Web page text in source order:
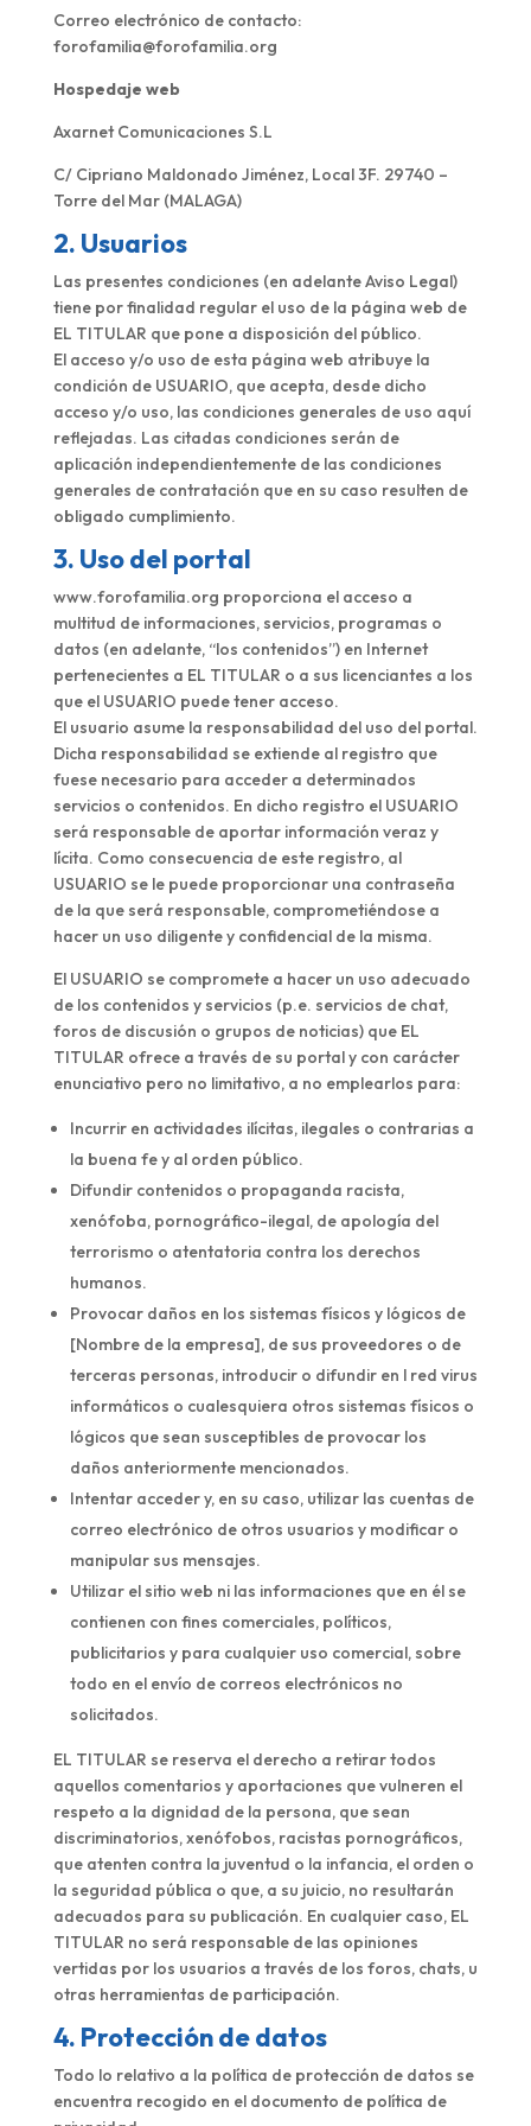
Correo electrónico de contacto:
forofamilia@forofamilia.org
Hospedaje web
Axarnet Comunicaciones S.L
C/ Cipriano Maldonado Jiménez, Local 3F. 29740 –
Torre del Mar (MALAGA)
2. Usuarios
Las presentes condiciones (en adelante Aviso Legal)
tiene por finalidad regular el uso de la página web de
EL TITULAR que pone a disposición del público.
El acceso y/o uso de esta página web atribuye la
condición de USUARIO, que acepta, desde dicho
acceso y/o uso, las condiciones generales de uso aquí
reflejadas. Las citadas condiciones serán de
aplicación independientemente de las condiciones
generales de contratación que en su caso resulten de
obligado cumplimiento.
3. Uso del portal
www.forofamilia.org proporciona el acceso a
multitud de informaciones, servicios, programas o
datos (en adelante, “los contenidos”) en Internet
pertenecientes a EL TITULAR o a sus licenciantes a los
que el USUARIO puede tener acceso.
El usuario asume la responsabilidad del uso del portal.
Dicha responsabilidad se extiende al registro que
fuese necesario para acceder a determinados
servicios o contenidos. En dicho registro el USUARIO
será responsable de aportar información veraz y
lícita. Como consecuencia de este registro, al
USUARIO se le puede proporcionar una contraseña
de la que será responsable, comprometiéndose a
hacer un uso diligente y confidencial de la misma.
El USUARIO se compromete a hacer un uso adecuado
de los contenidos y servicios (p.e. servicios de chat,
foros de discusión o grupos de noticias) que EL
TITULAR ofrece a través de su portal y con carácter
enunciativo pero no limitativo, a no emplearlos para:
Incurrir en actividades ilícitas, ilegales o contrarias a
la buena fe y al orden público.
Difundir contenidos o propaganda racista,
xenófoba, pornográfico-ilegal, de apología del
terrorismo o atentatoria contra los derechos
humanos.
Provocar daños en los sistemas físicos y lógicos de
[Nombre de la empresa], de sus proveedores o de
terceras personas, introducir o difundir en l red virus
informáticos o cualesquiera otros sistemas físicos o
lógicos que sean susceptibles de provocar los
daños anteriormente mencionados.
Intentar acceder y, en su caso, utilizar las cuentas de
correo electrónico de otros usuarios y modificar o
manipular sus mensajes.
Utilizar el sitio web ni las informaciones que en él se
contienen con fines comerciales, políticos,
publicitarios y para cualquier uso comercial, sobre
todo en el envío de correos electrónicos no
solicitados.
EL TITULAR se reserva el derecho a retirar todos
aquellos comentarios y aportaciones que vulneren el
respeto a la dignidad de la persona, que sean
discriminatorios, xenófobos, racistas pornográficos,
que atenten contra la juventud o la infancia, el orden o
la seguridad pública o que, a su juicio, no resultarán
adecuados para su publicación. En cualquier caso, EL
TITULAR no será responsable de las opiniones
vertidas por los usuarios a través de los foros, chats, u
otras herramientas de participación.
4. Protección de datos
Todo lo relativo a la política de protección de datos se
encuentra recogido en el documento de política de